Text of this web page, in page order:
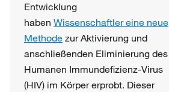
Entwicklung
haben Wissenschaftler eine neue
Methode zur Aktivierung und
anschließenden Eliminierung des
Humanen Immundefizienz-Virus
(HIV) im Körper erprobt. Dieser